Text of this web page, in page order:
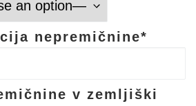
nepremičnine*
v zemljiški